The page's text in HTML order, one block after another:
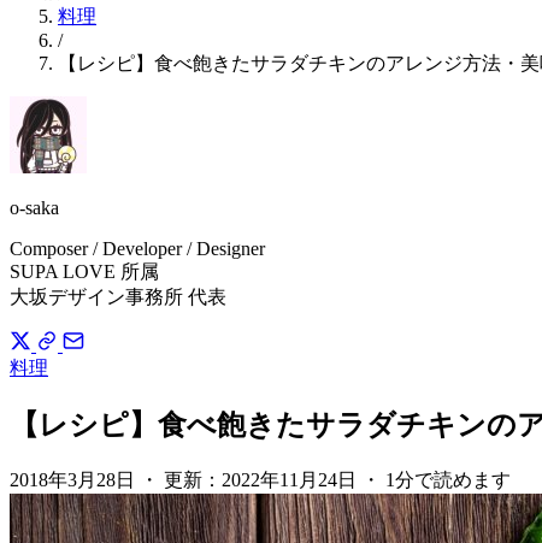
料理
/
【レシピ】食べ飽きたサラダチキンのアレンジ方法・
o-saka
Composer / Developer / Designer
SUPA LOVE 所属
大坂デザイン事務所 代表
料理
【レシピ】食べ飽きたサラダチキンの
2018年3月28日 ・ 更新： 2022年11月24日 ・ 1分で読めます